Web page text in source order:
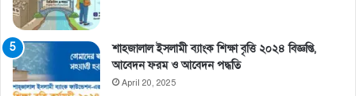
শাহজালাল ইসলামী ব্যাংক শিক্ষা বৃত্তি ২০২৪ বিজ্ঞপ্তি,
আবেদন ফরম ও আবেদন পদ্ধতি
April 20, 2025